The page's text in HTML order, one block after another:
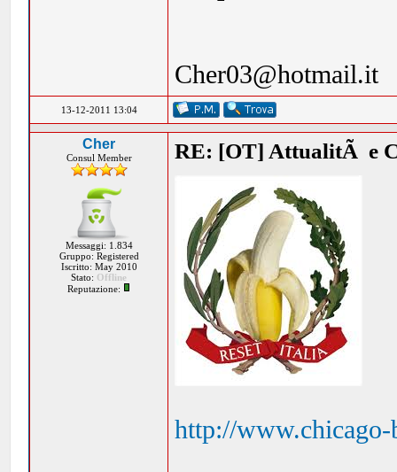
Cher03@hotmail.it
13-12-2011 13:04
Cher
Consul Member
Messaggi: 1.834
Gruppo: Registered
Iscritto: May 2010
Stato: Offline
Reputazione:
RE: [OT] AttualitÃ e
http://